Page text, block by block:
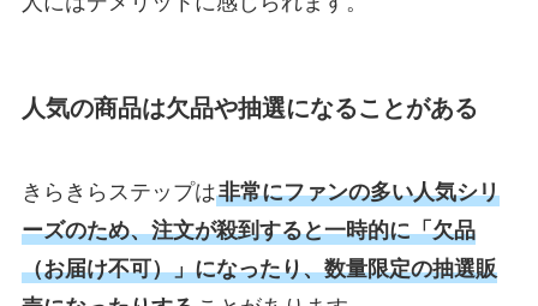
人気の商品は欠品や抽選になることがある
きらきらステップは非常にファンの多い人気シリ
ーズのため、注文が殺到すると一時的に「欠品
（お届け不可）」になったり、数量限定の抽選販